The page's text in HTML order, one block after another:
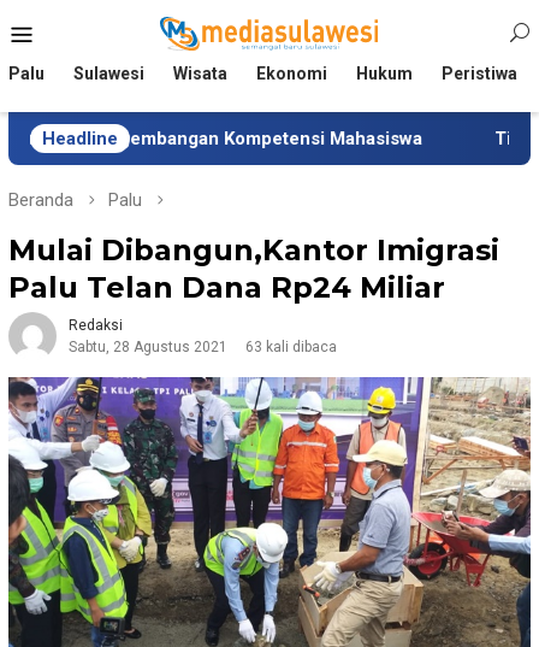
ke
Mobile
Palu Sulawesi Wisata Ekonomi Hukum Peristiwa
HeadlineKompetensi Mahasiswa Tim Universitas
Beranda Palu
Mulai Dibangun,Kantor Imigrasi
Palu Telan Dana Rp24 Miliar
Redaksi
Sabtu, 28 Agustus 2021
63 kali dibaca